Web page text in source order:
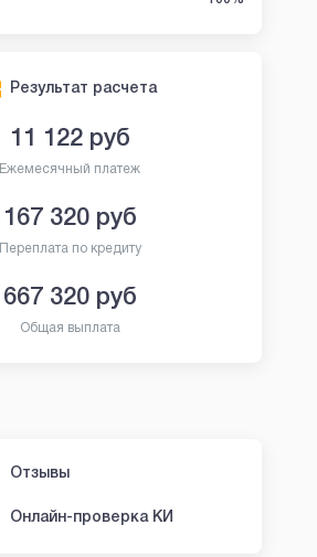
Результат расчета
11 122руб
Ежемесячный платеж
167 320руб
Переплата по кредиту
667 320руб
Общая выплата
Отзывы
Онлайн-проверка КИ